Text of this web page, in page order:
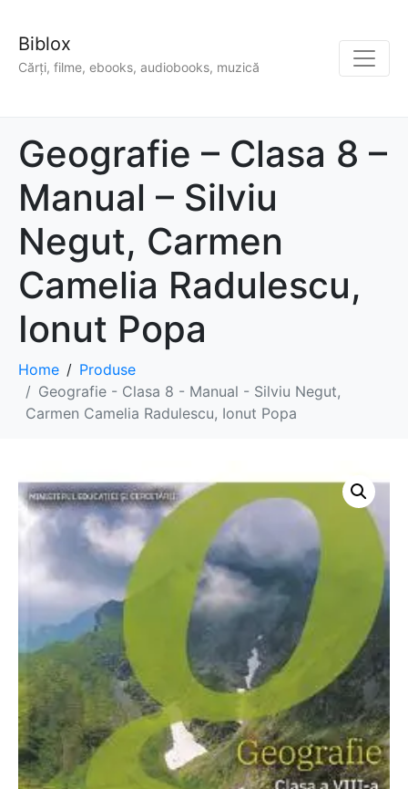
Biblox
Cărți, filme, ebooks, audiobooks, muzică
Geografie – Clasa 8 –
Manual – Silviu
Negut, Carmen
Camelia Radulescu,
Ionut Popa
Home
Produse
Geografie - Clasa 8 - Manual - Silviu Negut,
Carmen Camelia Radulescu, Ionut Popa